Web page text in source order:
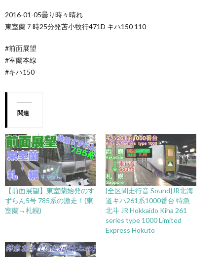
2016-01-05曇り時々晴れ
東室蘭７時25分発苫小牧行471D キハ150 110
#前面展望
#室蘭本線
#キハ150
関連
【前面展望】東室蘭始発のす
ずらん5号 785系の激走！(東
室蘭→札幌)
[全区間走行音 Sound]JR北海
道キハ261系1000番台 特急
北斗 JR Hokkaido Kiha 261
series type 1000 Limited
Express Hokuto